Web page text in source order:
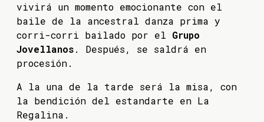
vivirá un momento emocionante con el
baile de la ancestral danza prima y
corri-corri bailado por el Grupo
Jovellanos. Después, se saldrá en
procesión.
A la una de la tarde será la misa, con
la bendición del estandarte en La
Regalina.